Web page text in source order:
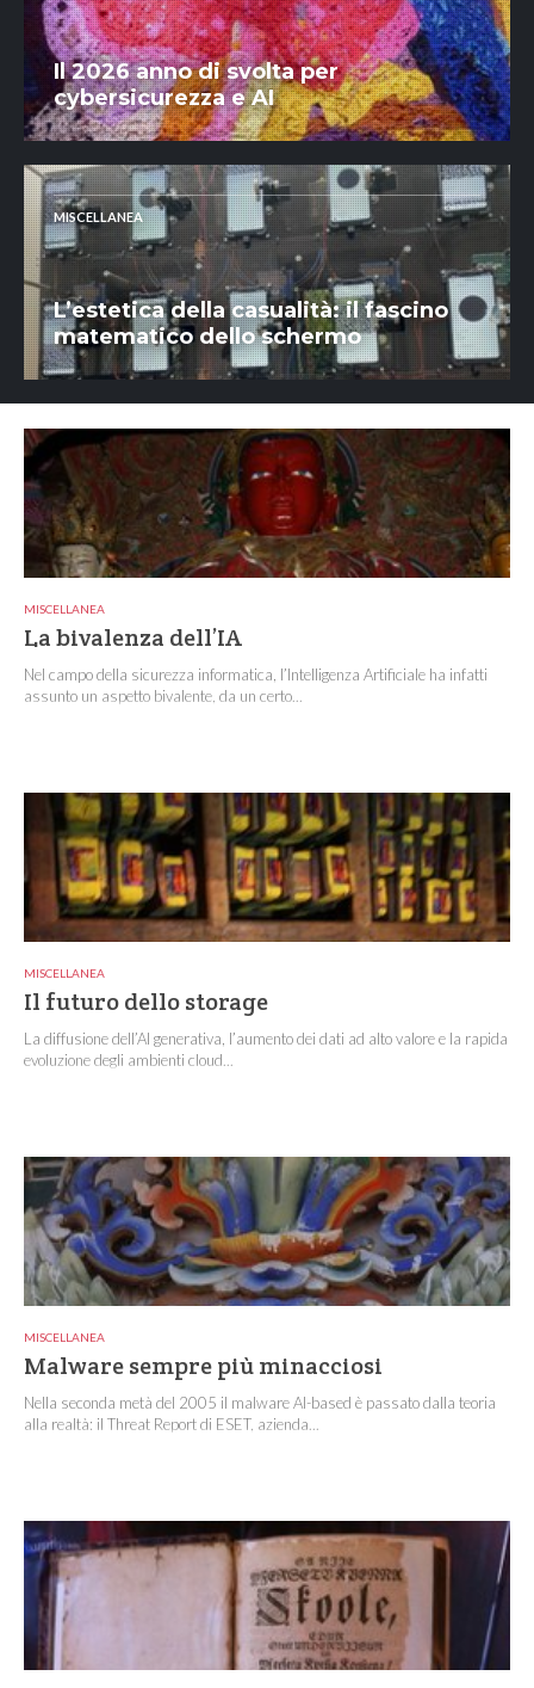
Il 2026 anno di svolta per
cybersicurezza e AI
MISCELLANEA
L’estetica della casualità: il fascino
matematico dello schermo
MISCELLANEA
La bivalenza dell’IA
Nel campo della sicurezza informatica, l’Intelligenza Artificiale ha infatti
assunto un aspetto bivalente, da un certo...
MISCELLANEA
Il futuro dello storage
La diffusione dell’AI generativa, l’aumento dei dati ad alto valore e la rapida
evoluzione degli ambienti cloud...
MISCELLANEA
Malware sempre più minacciosi
Nella seconda metà del 2005 il malware AI-based è passato dalla teoria
alla realtà: il Threat Report di ESET, azienda...